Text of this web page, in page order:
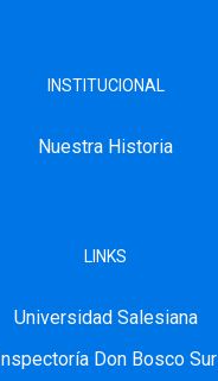
INSTITUCIONAL
Nuestra Historia
LINKS
Universidad Salesiana
Inspectoría Don Bosco Sur